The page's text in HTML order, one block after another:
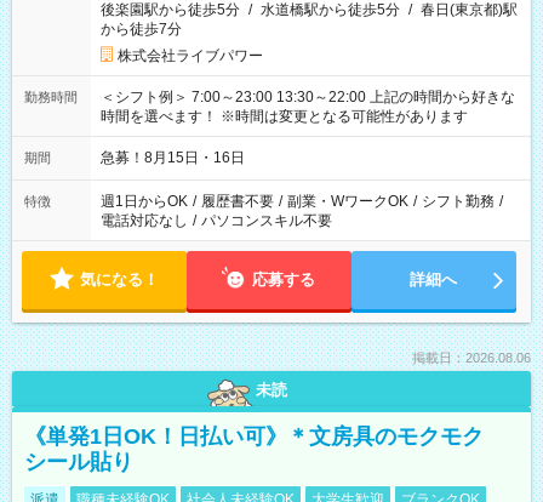
後楽園駅から徒歩5分 / 水道橋駅から徒歩5分 / 春日(東京都)駅
から徒歩7分
株式会社ライブパワー
勤務時間
＜シフト例＞ 7:00～23:00 13:30～22:00 上記の時間から好きな
時間を選べます！ ※時間は変更となる可能性があります
期間 急募！8月15日・16日
特徴 週1日からOK / 履歴書不要 / 副業・WワークOK / シフト勤務 /
電話対応なし / パソコンスキル不要
気になる！ 応募する 詳細へ
掲載日：2026.08.06
未読
《単発1日OK！日払い可》＊文房具のモクモク
シール貼り